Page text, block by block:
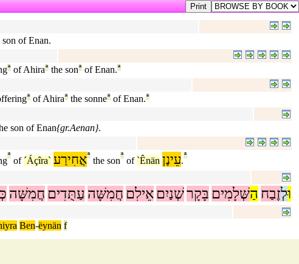
of Enan.
ª of Ahiraª the sonª of Enan.ª
ª of Ahiraª the sonneª of Enan.ª
son of Enan{gr.Aenan}.
ª
of ´Áçîra` אֲחִירַעª
the son
ª
of `Ênän עֵינָן.
ª
וּלְזֶבַח הַשְּׁלָמִים בָּקָרשְׁנַיִם אֵילִם חֲמִשָּׁה עַתֻּדִים חֲמִשָּׁה
Ben-ëynän f